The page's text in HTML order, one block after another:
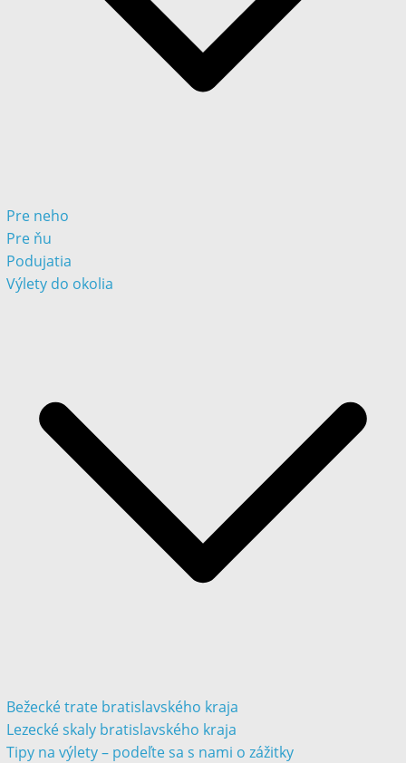
Pre neho
Pre ňu
Podujatia
Výlety do okolia
Bežecké trate bratislavského kraja
Lezecké skaly bratislavského kraja
Tipy na výlety – podeľte sa s nami o zážitky